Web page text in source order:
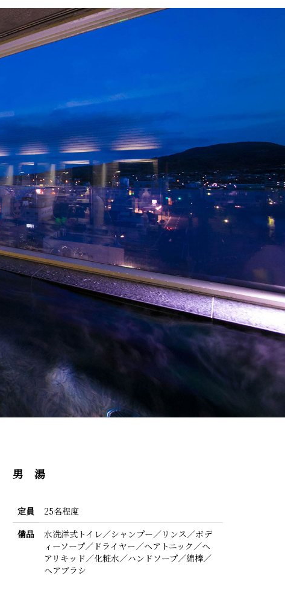
男 湯
定員
25名程度
備品
水洗洋式トイレ／シャンプー／リンス／ボデ
ィーソープ／ドライヤー／ヘアトニック／ヘ
アリキッド／化粧水／ハンドソープ／綿棒／
ヘアブラシ